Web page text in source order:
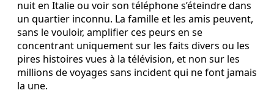
nuit en Italie ou voir son téléphone s’éteindre dans
un quartier inconnu. La famille et les amis peuvent,
sans le vouloir, amplifier ces peurs en se
concentrant uniquement sur les faits divers ou les
pires histoires vues à la télévision, et non sur les
millions de voyages sans incident qui ne font jamais
la une.